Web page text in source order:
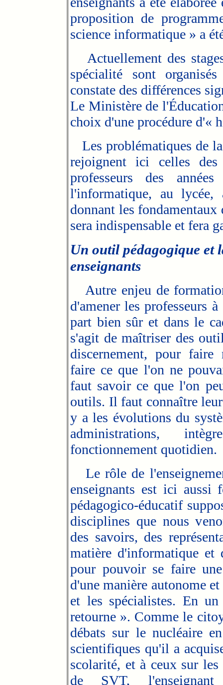
proposition de
science informatique » a
Actuellement des
spécialité sont
constate des différences
Le Ministère de
choix d'une procédure d'«
Les problématiques de
rejoignent ici celles
professeurs des
l'informatique, au
donnant les
sera indispensable et fera
Un outil pédagogique et
enseignants
Autre enjeu de
d'amener les professeurs
part bien sûr et dans le
s'agit de maîtriser des
discernement, pour
faire ce que l'on ne
faut savoir ce que l'on
outils. Il faut connaître
y a les évolutions du
administrations,
fonctionnement quotidien.
Le rôle de
enseignants est ici aussi
pédagogico-éducatif
disciplines que nous
des savoirs, des
matière d'informatique et
pour pouvoir se faire
d'une manière autonome
et les spécialistes. En
retourne ». Comme le
débats sur le nucléaire
scientifiques qu'il a
scolarité, et à ceux sur
de SVT,